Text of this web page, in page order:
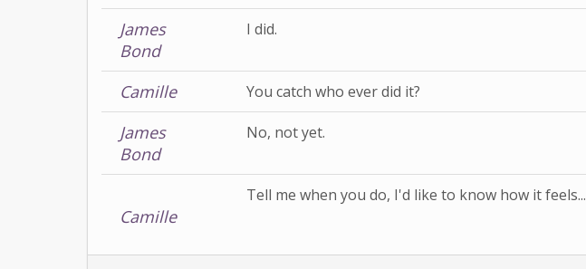
James
Bond
I did.
Camille You catch who ever did it?
James
Bond
No, not yet.
Camille
Tell me when you do, I'd like to know how it feels...